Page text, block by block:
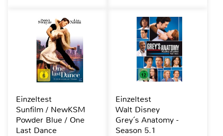
Einzeltest
Sunfilm / NewKSM
Powder Blue / One
Last Dance
Einzeltest
Walt Disney
Grey´s Anatomy -
Season 5.1